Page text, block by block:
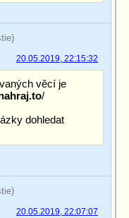
20.05.2019, 22:15:32
věcí je
/
dohledat
20.05.2019, 22:07:07